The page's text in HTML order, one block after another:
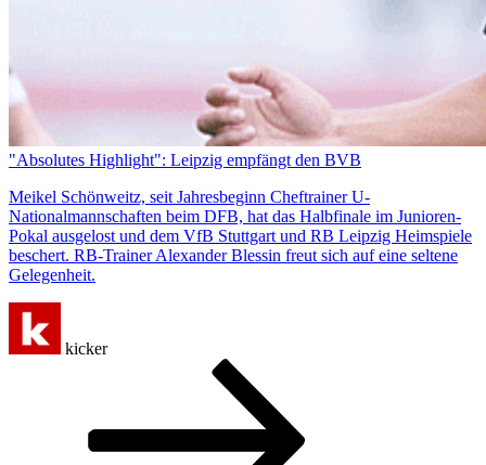
"Absolutes Highlight": Leipzig empfängt den BVB
Meikel Schönweitz, seit Jahresbeginn Cheftrainer U-
Nationalmannschaften beim DFB, hat das Halbfinale im Junioren-
Pokal ausgelost und dem VfB Stuttgart und RB Leipzig Heimspiele
beschert. RB-Trainer Alexander Blessin freut sich auf eine seltene
Gelegenheit.
kicker
Seitennummerierung
Beiträge